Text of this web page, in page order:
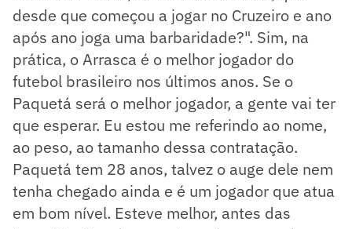
desde que começou a jogar no Cruzeiro e ano
após ano joga uma barbaridade?". Sim, na
prática, o Arrasca é o melhor jogador do
futebol brasileiro nos últimos anos. Se o
Paquetá será o melhor jogador, a gente vai ter
que esperar. Eu estou me referindo ao nome,
ao peso, ao tamanho dessa contratação.
Paquetá tem 28 anos, talvez o auge dele nem
tenha chegado ainda e é um jogador que atua
em bom nível. Esteve melhor, antes das